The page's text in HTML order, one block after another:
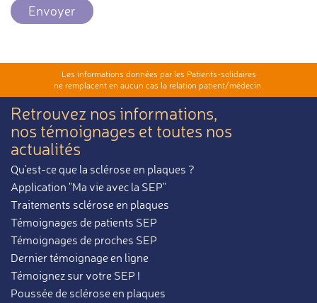
Envoyer
Les informations données par les Patients-solidaires
ne remplacent en aucun cas la relation patient/médecin.
Retrouvez nos informations,
nos témoignages et toutes nos
actualités
Qu'est-ce que la sclérose en plaques ?
Application "Ma vie avec la SEP"
Traitements sclérose en plaques
Témoignages de patients SEP
Témoignages de proches SEP
Dernier témoignage en ligne
Témoignez sur votre SEP !
Poussée de sclérose en plaques